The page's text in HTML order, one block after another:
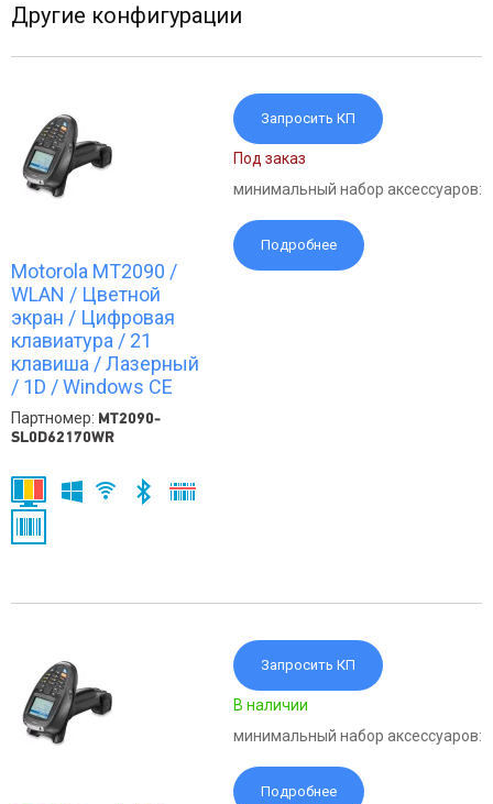
Другие конфигурации
Запросить КП
Под заказ
минимальный набор аксессуаров:
Подробнее
Motorola MT2090 /
WLAN / Цветной
экран / Цифровая
клавиатура / 21
клавиша / Лазерный
/ 1D / Windows CE
Партномер: MT2090-
SL0D62170WR
Запросить КП
В наличии
минимальный набор аксессуаров:
Подробнее